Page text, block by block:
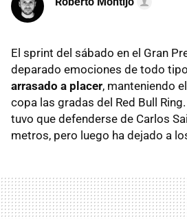
El sprint del sábado en el Gran
deparado emociones de todo
arrasado a placer, manteniendo
copa las gradas del Red Bull
tuvo que defenderse de Carlos
metros, pero luego ha dejado a